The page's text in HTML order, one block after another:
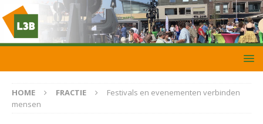
HOME FRACTIE
Festivals en evenementen verbinden
mensen